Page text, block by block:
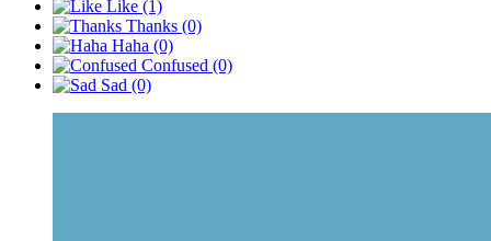
Like (1)
Thanks (0)
Haha (0)
Confused (0)
Sad (0)